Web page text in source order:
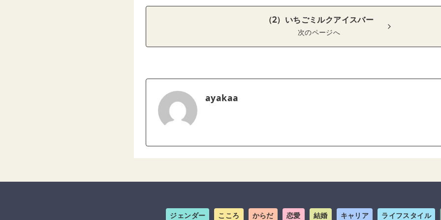
（2）いちごミルクアイスバー
次のページへ
ayakaa
ジェンダー こころ からだ 恋愛 結婚 キャリア ライフスタイル